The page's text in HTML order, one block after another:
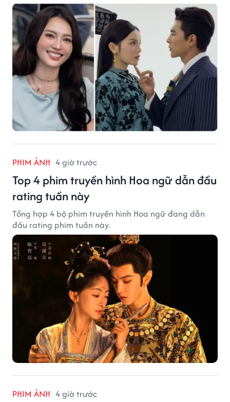
PHIM ẢNH 4 giờ trước
Top 4 phim truyền hình Hoa ngữ dẫn đầu
rating tuần này
Tổng hợp 4 bộ phim truyền hình Hoa ngữ đang dẫn
đầu rating phim tuần này.
PHIM ẢNH 4 giờ trước